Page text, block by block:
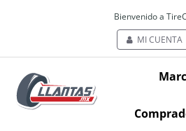
Bienvenido a
MI CUENTA